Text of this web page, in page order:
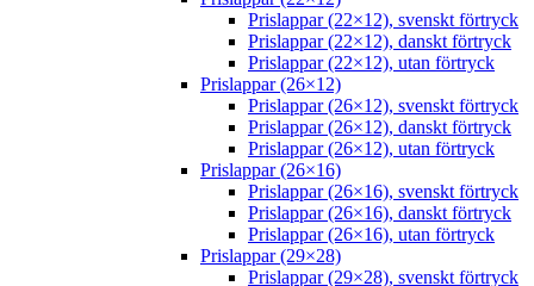
Prislappar (22×12), svenskt förtryck
Prislappar (22×12), danskt förtryck
Prislappar (22×12), utan förtryck
Prislappar (26×12)
Prislappar (26×12), svenskt förtryck
Prislappar (26×12), danskt förtryck
Prislappar (26×12), utan förtryck
Prislappar (26×16)
Prislappar (26×16), svenskt förtryck
Prislappar (26×16), danskt förtryck
Prislappar (26×16), utan förtryck
Prislappar (29×28)
Prislappar (29×28), svenskt förtryck